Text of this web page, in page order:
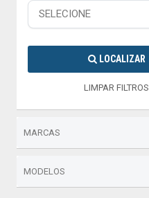
LOCALIZAR
LIMPAR FILTROS
MARCAS
MODELOS